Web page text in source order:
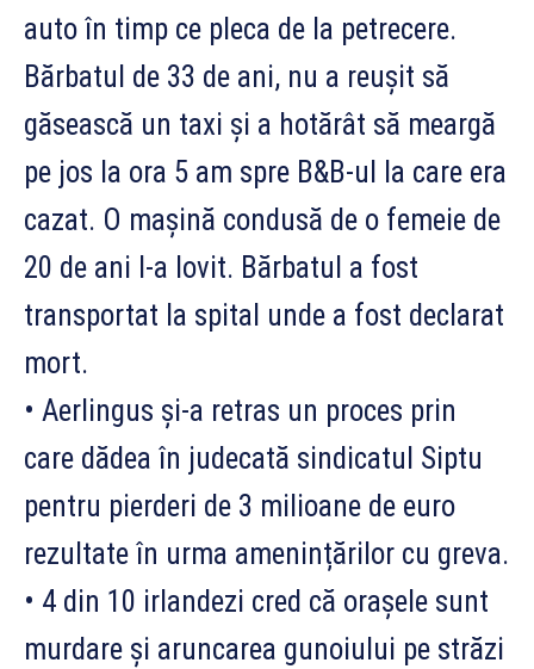
auto în timp ce pleca de la petrecere.
Bărbatul de 33 de ani, nu a reușit să
găsească un taxi și a hotărât să meargă
pe jos la ora 5 am spre B&B-ul la care era
cazat. O mașină condusă de o femeie de
20 de ani l-a lovit. Bărbatul a fost
transportat la spital unde a fost declarat
mort.
• Aerlingus și-a retras un proces prin
care dădea în judecată sindicatul Siptu
pentru pierderi de 3 milioane de euro
rezultate în urma amenințărilor cu greva.
• 4 din 10 irlandezi cred că orașele sunt
murdare și aruncarea gunoiului pe străzi